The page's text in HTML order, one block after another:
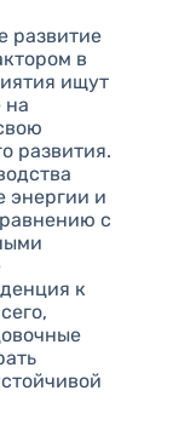
развитие
в
ищут
на
развития.
энергии и
с
к